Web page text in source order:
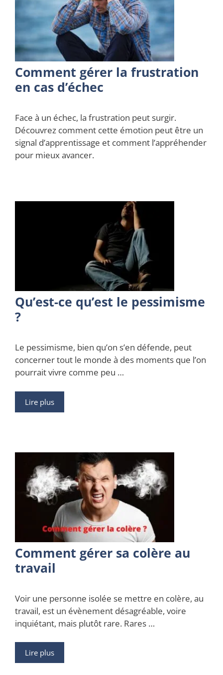
Comment gérer la frustration
en cas d’échec
Face à un échec, la frustration peut surgir.
Découvrez comment cette émotion peut être un
signal d’apprentissage et comment l’appréhender
pour mieux avancer.
Qu’est-ce qu’est le pessimisme
?
Le pessimisme, bien qu’on s’en défende, peut
concerner tout le monde à des moments que l’on
pourrait vivre comme peu …
Lire plus
Comment gérer sa colère au
travail
Voir une personne isolée se mettre en colère, au
travail, est un évènement désagréable, voire
inquiétant, mais plutôt rare. Rares …
Lire plus